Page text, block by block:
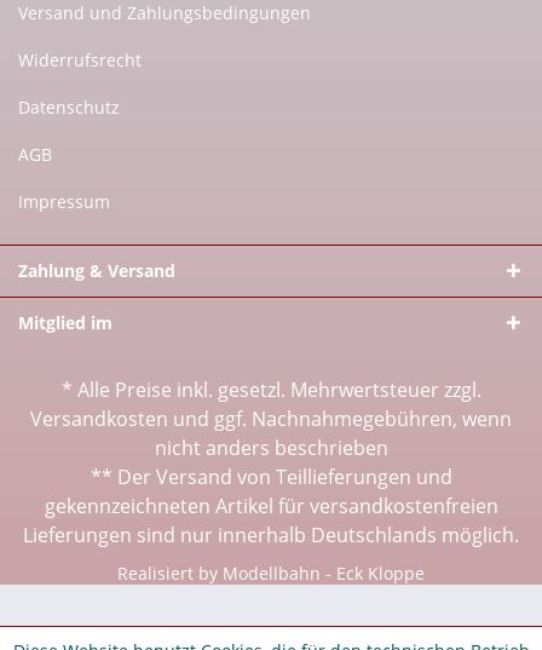
Versand und Zahlungsbedingungen
Widerrufsrecht
Datenschutz
AGB
Impressum
Zahlung & Versand
Mitglied im
* Alle Preise inkl. gesetzl. Mehrwertsteuer zzgl.
Versandkosten und ggf. Nachnahmegebühren, wenn
nicht anders beschrieben
** Der Versand von Teillieferungen und
gekennzeichneten Artikel für versandkostenfreien
Lieferungen sind nur innerhalb Deutschlands möglich.
Realisiert by Modellbahn - Eck Kloppe